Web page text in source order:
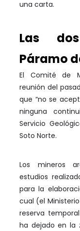
una carta.
Las
Páramo
El Comité de
reunión del
que “no se
ninguna
Servicio
Soto Norte.
Los mineros
estudios
para la
cual (el
reserva
ha dejado en la